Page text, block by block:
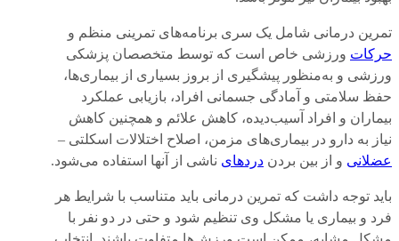
تمرین درمانی شامل یک سری برنامه‌های تمرینی منظم و
حرکات ورزشی خاص است که توسط متخصصان پزشکی
ورزشی و به‌منظور پیشگیری از بروز بسیاری از بیماری‌ها،
حفظ سلامتی و آمادگی جسمانی افراد، بازیابی عملکرد
بیماران و افراد آسیب‌دیده، کاهش علائم و همچنین کاهش
نیاز به دارو در بیماری‌های مزمن، اصلاح اختلالات اسکلتی –
عضلانی و از بین بردن دردهای ناشی از آنها استفاده می‌شود.
باید توجه داشت که تمرین درمانی باید متناسب با شرایط هر
فرد و بیماری یا مشکل وی تنظیم شود و حتی در دو نفر با